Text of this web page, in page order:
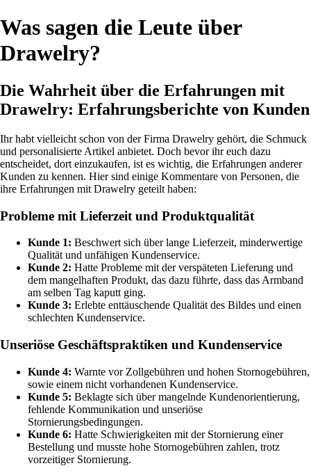
Was sagen die Leute über
Drawelry?
Die Wahrheit über die Erfahrungen mit
Drawelry: Erfahrungsberichte von Kunden
Ihr habt vielleicht schon von der Firma Drawelry gehört, die Schmuck
und personalisierte Artikel anbietet. Doch bevor ihr euch dazu
entscheidet, dort einzukaufen, ist es wichtig, die Erfahrungen anderer
Kunden zu kennen. Hier sind einige Kommentare von Personen, die
ihre Erfahrungen mit Drawelry geteilt haben:
Probleme mit Lieferzeit und Produktqualität
Kunde 1: Beschwert sich über lange Lieferzeit, minderwertige
Qualität und unfähigen Kundenservice.
Kunde 2: Hatte Probleme mit der verspäteten Lieferung und
dem mangelhaften Produkt, das dazu führte, dass das Armband
am selben Tag kaputt ging.
Kunde 3: Erlebte enttäuschende Qualität des Bildes und einen
schlechten Kundenservice.
Unseriöse Geschäftspraktiken und Kundenservice
Kunde 4: Warnte vor Zollgebühren und hohen Stornogebühren,
sowie einem nicht vorhandenen Kundenservice.
Kunde 5: Beklagte sich über mangelnde Kundenorientierung,
fehlende Kommunikation und unseriöse
Stornierungsbedingungen.
Kunde 6: Hatte Schwierigkeiten mit der Stornierung einer
Bestellung und musste hohe Stornogebühren zahlen, trotz
vorzeitiger Stornierung.